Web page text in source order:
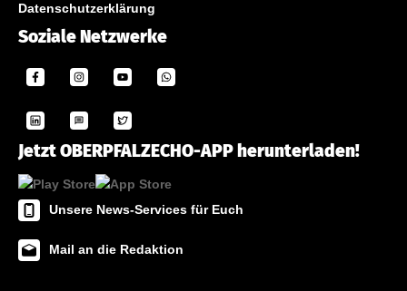
Datenschutzerklärung
Soziale Netzwerke
Jetzt OBERPFALZECHO-APP herunterladen!
Unsere News-Services für Euch
Mail an die Redaktion